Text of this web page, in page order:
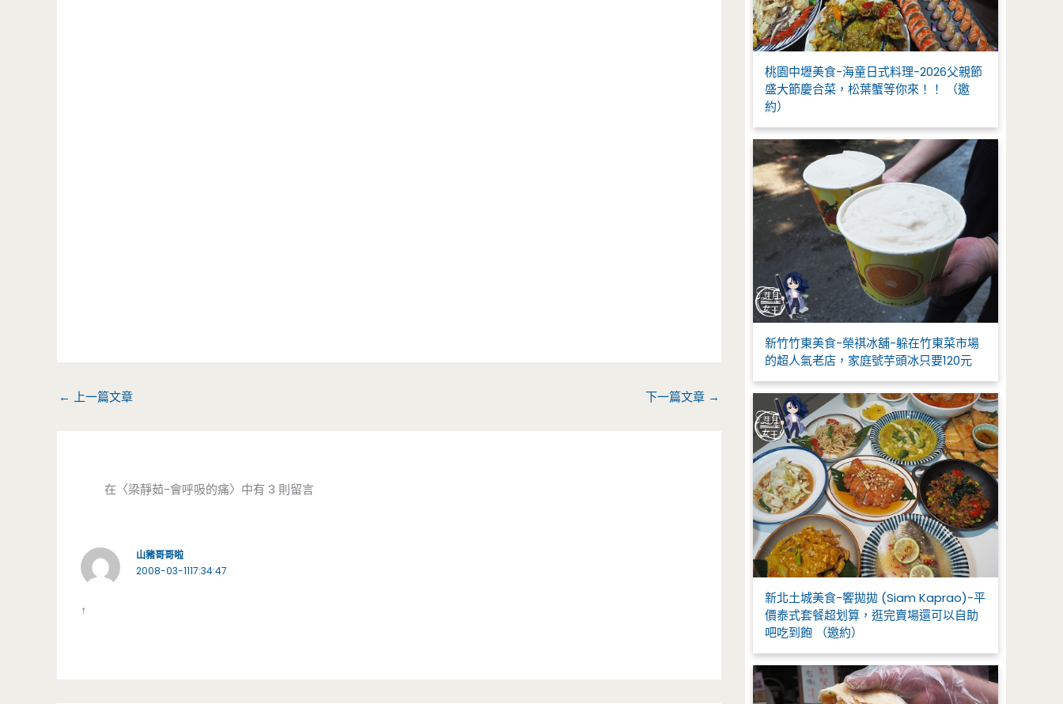
← 上一篇文章 下一篇文章 →
在〈梁靜茹-會呼吸的痛〉中有 3 則留言
山豬哥哥啦
2008-03-1117:34:47
↑
桃園中壢美食-海童日式料理-2026父親節
盛大節慶合菜，松葉蟹等你來！！ （邀
約）
新竹竹東美食-榮祺冰舖-躲在竹東菜市場
的超人氣老店，家庭號芋頭冰只要120元
新北土城美食-饗拋拋 (Siam Kaprao)-平
價泰式套餐超划算，逛完賣場還可以自助
吧吃到飽 （邀約）